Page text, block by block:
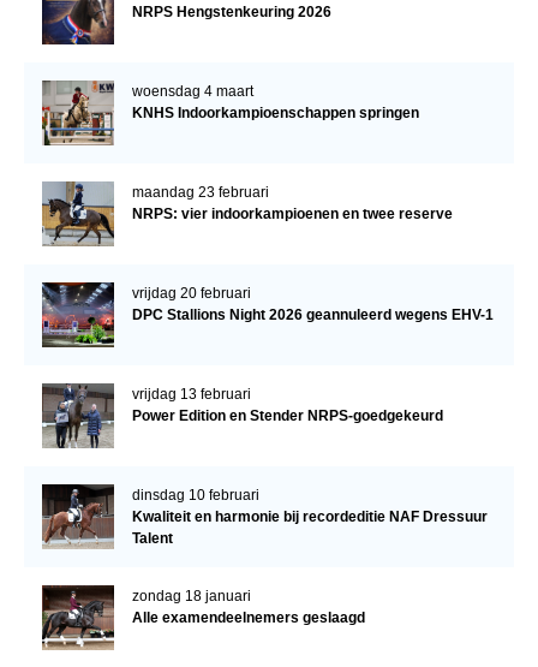
NRPS Hengstenkeuring 2026
woensdag 4 maart
KNHS Indoorkampioenschappen springen
maandag 23 februari
NRPS: vier indoorkampioenen en twee reserve
vrijdag 20 februari
DPC Stallions Night 2026 geannuleerd wegens EHV-1
vrijdag 13 februari
Power Edition en Stender NRPS-goedgekeurd
dinsdag 10 februari
Kwaliteit en harmonie bij recordeditie NAF Dressuur
Talent
zondag 18 januari
Alle examendeelnemers geslaagd